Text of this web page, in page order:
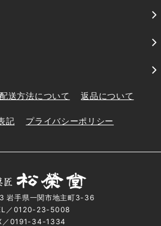
配送方法について 返品について
記 プライバシーポリシー
岩手県一関市地主町3-36
／0120-23-5008
／0191-34-1334